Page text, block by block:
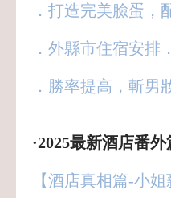
．打造完美臉蛋，
．外縣市住宿安排．
．勝率提高，斬男
·2025最新酒店番外
【酒店真相篇-小姐